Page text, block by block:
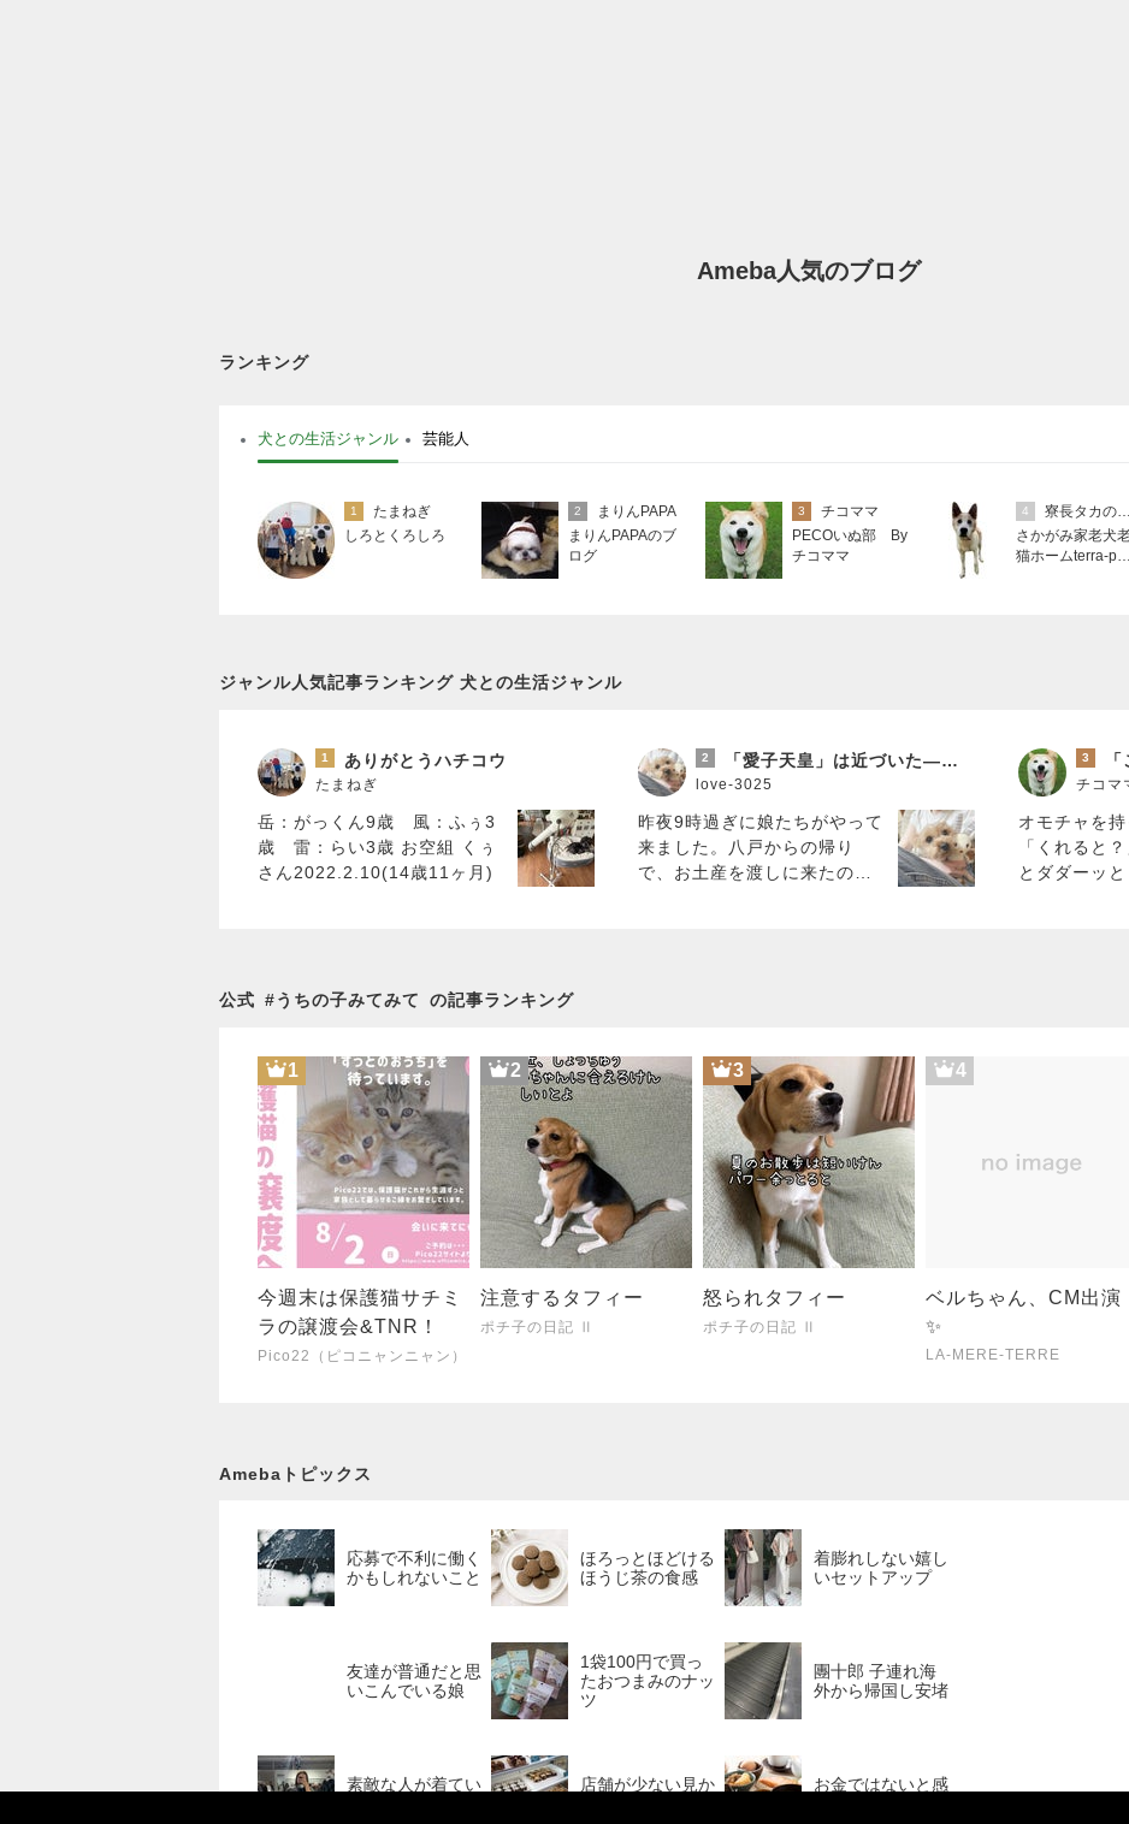
Ameba人気のブログ
ランキング
犬との生活ジャンル 芸能人
1
たまねぎ
しろとくろしろ
2
まりんPAPA
まりんPAPAのブ
ログ
3
チコママ
PECOいぬ部 By
チコママ
4
さかがみ家老犬
猫ホームterra-pa
ジャンル人気記事ランキング 犬との生活ジャンル
1 ありがとうハチコウ
たまねぎ
岳：がっくん9歳 風：ふぅ3
歳 雷：らい3歳 お空組 くぅ
さん2022.2.10(14歳11ヶ月)
2 「愛子天皇」は近づいた――島田裕巳氏の記事を読んで考えたこと
love-3025
昨夜9時過ぎに娘たちがやって
来ました。八戸からの帰り
で、お土産を渡しに来たので
3
チコマ
オモチャを
「くれると
とダダーッと
公式 #うちの子みてみて の記事ランキング
1
今週末は保護猫サチミ
ラの譲渡会&TNR！
Pico22（ピコニャンニャン）
2
注意するタフィー
ポチ子の日記 Ⅱ
3
怒られタフィー
ポチ子の日記 Ⅱ
4
ベルちゃん、CM出演
✨️
LA-MERE-TERRE
Amebaトピックス
応募で不利に働く
かもしれないこと
ほろっとほどける
ほうじ茶の食感
着膨れしない嬉し
いセットアップ
友達が普通だと思
いこんでいる娘
1袋100円で買っ
たおつまみのナッ
ツ
團十郎 子連れ海
外から帰国し安堵
素敵な人が着てい
店舗が少ない見か
お金ではないと感